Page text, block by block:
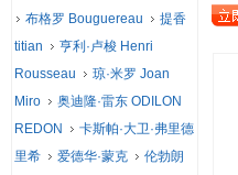
布格罗 Bouguereau
提香
titian
亨利·卢梭 Henri
Rousseau
琼·米罗 Joan
Miro
奥迪隆·雷东 ODILON
REDON
卡斯帕·大卫·弗里德
里希
爱德华·蒙克
伦勃朗